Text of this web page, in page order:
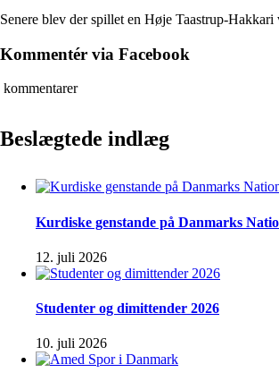
Senere blev der spillet en Høje Taastrup-
Kommentér via Facebook
kommentarer
Beslægtede indlæg
Kurdiske genstande på Danmarks
12. juli 2026
Studenter og dimittender 2026
10. juli 2026